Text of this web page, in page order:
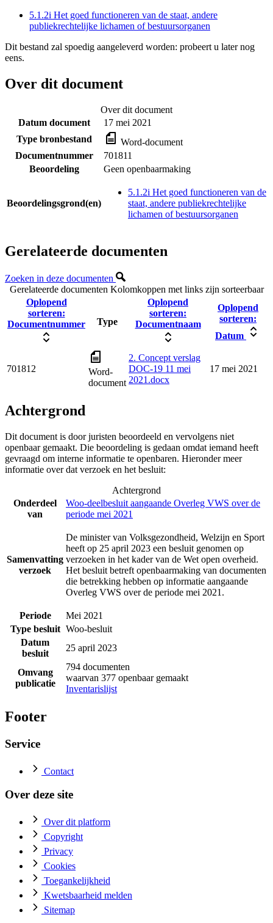
5.1.2i Het goed functioneren van de staat, andere
publiekrechtelijke lichamen of bestuursorganen
Dit bestand zal spoedig aangeleverd worden: probeert u later nog
eens.
Over dit document
Over dit document
Datum document
17 mei 2021
Type bronbestand
Word-document
Documentnummer
701811
Beoordeling
Geen openbaarmaking
Beoordelingsgrond(en)
5.1.2i Het goed functioneren van de
staat, andere publiekrechtelijke
lichamen of bestuursorganen
Gerelateerde documenten
Zoeken in deze documenten
Gerelateerde documenten Kolomkoppen met links zijn sorteerbaar
Oplopend
sorteren:
Documentnummer
Type
Oplopend
sorteren:
Documentnaam
Oplopend
sorteren:
Datum
701812
Word-
document
2. Concept verslag
DOC-19 11 mei
2021.docx
17 mei 2021
Achtergrond
Dit document is door juristen beoordeeld en vervolgens niet
openbaar gemaakt. Die beoordeling is gedaan omdat iemand heeft
gevraagd om interne informatie te openbaren. Hieronder meer
informatie over dat verzoek en het besluit:
Achtergrond
Onderdeel
van
Woo-deelbesluit aangaande Overleg VWS over de
periode mei 2021
Samenvatting
verzoek
De minister van Volksgezondheid, Welzijn en Sport
heeft op 25 april 2023 een besluit genomen op
verzoeken in het kader van de Wet open overheid.
Het besluit betreft openbaarmaking van documenten
die betrekking hebben op informatie aangaande
Overleg VWS over de periode mei 2021.
Periode
Mei 2021
Type besluit Woo-besluit
Datum
besluit
25 april 2023
Omvang
publicatie
794 documenten
waarvan 377 openbaar gemaakt
Inventarislijst
Footer
Service
Contact
Over deze site
Over dit platform
Copyright
Privacy
Cookies
Toegankelijkheid
Kwetsbaarheid melden
Sitemap